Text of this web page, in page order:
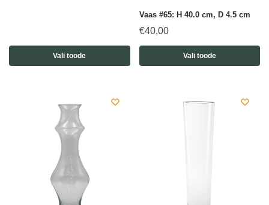
Vali toode
Vaas #65: H 40.0 cm, D 4.5 cm
€40,00
Vali toode